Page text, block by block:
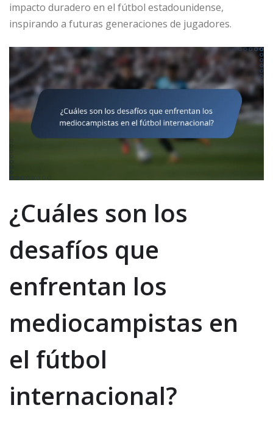
impacto duradero en el fútbol estadounidense,
inspirando a futuras generaciones de jugadores.
¿Cuáles son los
desafíos que
enfrentan los
mediocampistas en
el fútbol
internacional?